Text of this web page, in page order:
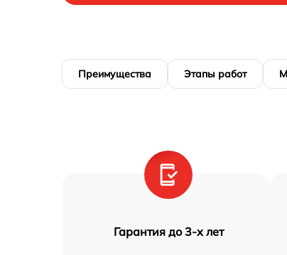
Преимущества Этапы работ
Гарантия до 3-х лет